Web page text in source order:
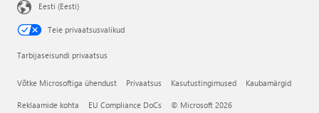
Eesti (Eesti)
Teie privaatsusvalikud
Tarbijaseisundi privaatsus
Võtke Microsoftiga ühendust Privaatsus Kasutustingimused Kaubamärgid
Reklaamide kohta EU Compliance DoCs © Microsoft 2026